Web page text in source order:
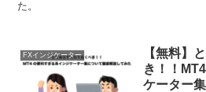
た。
FXインジケーター
【無料】
き！！
ケーター